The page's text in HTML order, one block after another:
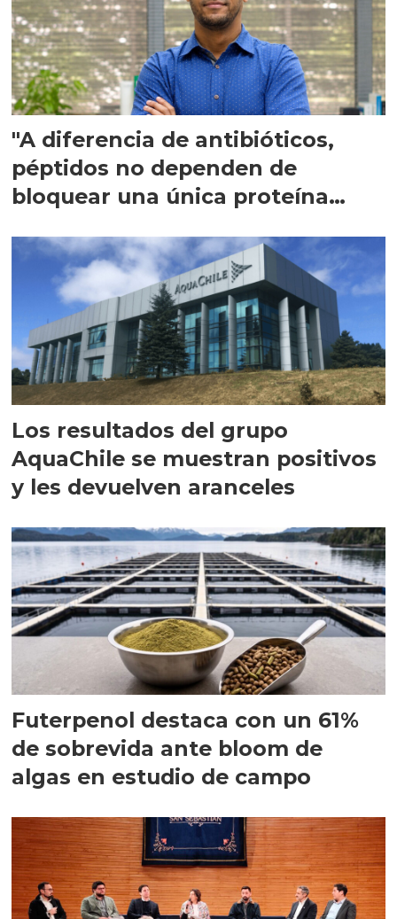
"A diferencia de antibióticos,
péptidos no dependen de
bloquear una única proteína
Los resultados del grupo
AquaChile se muestran positivos
y les devuelven aranceles
Futerpenol destaca con un 61%
de sobrevida ante bloom de
algas en estudio de campo